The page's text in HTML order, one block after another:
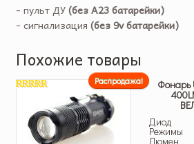
- пульт ДУ(без A23 батарейки)
- сигнализация (без 9v батарейки)
Похожие товары
Распродажа! Фонарь
Диод
Режимы
Люмен